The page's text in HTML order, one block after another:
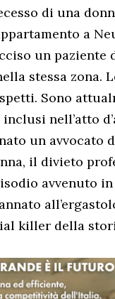
di una
a
un paziente
stessa zona.
Sono
nell’atto
un avvocato
il divieto
avvenuto in
killer della